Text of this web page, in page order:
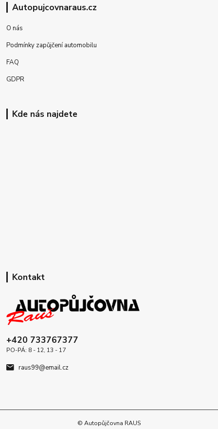
Autopujcovnaraus.cz
O nás
Podmínky zapůjčení automobilu
FAQ
GDPR
Kde nás najdete
Kontakt
+420 733767377
PO-PÁ: 8 - 12, 13 - 17
raus99@email.cz
© Autopůjčovna RAUS